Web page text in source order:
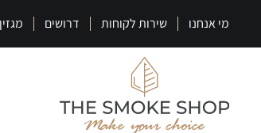
מי אנחנו שירות לקוחות דרושים מגזין